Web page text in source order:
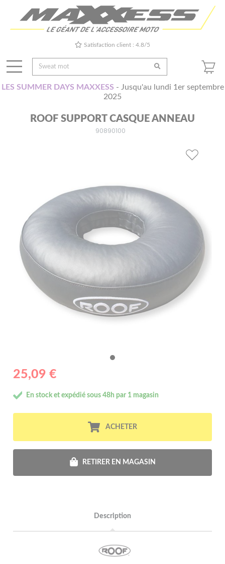
Satisfaction client : 4.8/5
LES SUMMER DAYS MAXXESS - Jusqu'au lundi 1er septembre
2025
ROOF SUPPORT CASQUE ANNEAU
90890100
25,09 €
En stock et expédié sous 48h par 1 magasin
ACHETER
RETIRER EN MAGASIN
Description